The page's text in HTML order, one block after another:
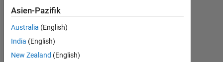
Answers
Abzeichen
Asien-Pazifik
Australia (English)
India (English)
New Zealand (English)